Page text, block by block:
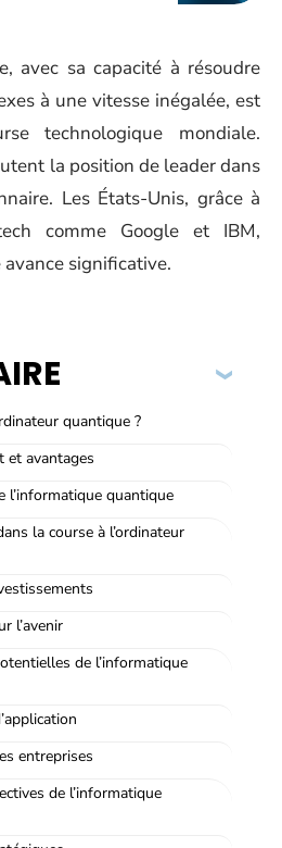
avec sa capacité à résoudre
à une vitesse inégalée, est
technologique mondiale.
la position de leader dans
Les États-Unis, grâce à
comme Google et IBM,
significative.
quantique ?
et avantages
l’informatique quantique
la course à l’ordinateur
l’avenir
de l’informatique
entreprises
de l’informatique